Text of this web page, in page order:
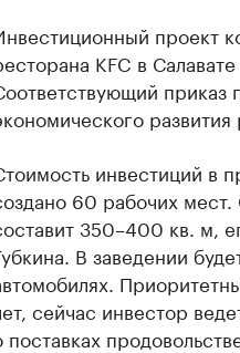
проект
KFC в
инвестиций в
60 рабочих
350–400 кв. м,
В заведении
сейчас инвестор
поставках